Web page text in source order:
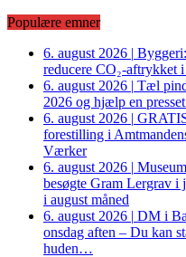
Populære emner
6. august 2026 |
reducere CO₂-aftrykket
6. august 2026 | Tæl
2026 og hjælp en
6. august 2026 |
forestilling i
Værker
6. august 2026 |
besøgte Gram Lergrav i
i august måned
6. august 2026 | DM i
onsdag aften – Du kan
huden…